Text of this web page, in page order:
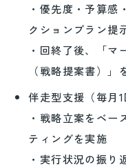
・優先度・予算感
クションプラン提
・回終了後、「マ
（戦略提案書）」
伴走型支援（毎月1
・戦略立案をベー
ティングを実施
・実行状況の振り